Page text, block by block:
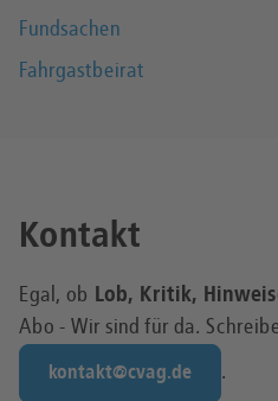
Fundsachen
Fahrgastbeirat
Kontakt
Egal, ob Lob, Kritik,
Abo - Wir sind für da.
kontakt@cvag.de .